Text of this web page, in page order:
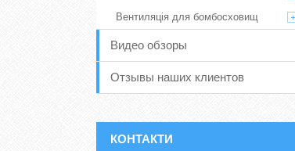
Вентиляція для бомбосховищ
Видео обзоры
Отзывы наших клиентов
КОНТАКТИ